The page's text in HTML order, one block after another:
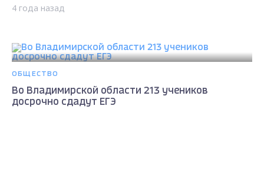
4 года назад
ОБЩЕСТВО
Во Владимирской области 213 учеников
досрочно сдадут ЕГЭ